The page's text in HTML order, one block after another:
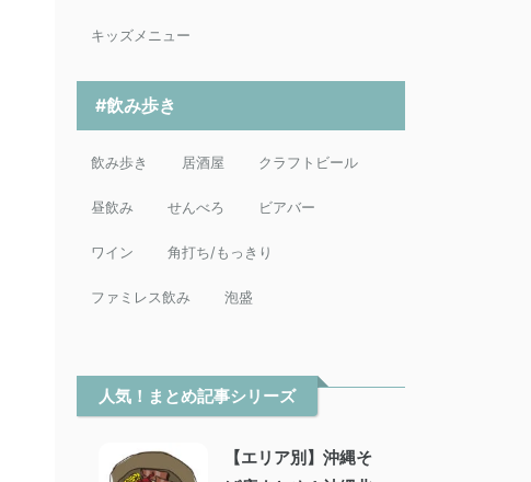
キッズメニュー
#飲み歩き
飲み歩き 居酒屋 クラフトビール
昼飲み せんべろ ビアバー
ワイン 角打ち/もっきり
ファミレス飲み 泡盛
人気！まとめ記事シリーズ
【エリア別】沖縄そ